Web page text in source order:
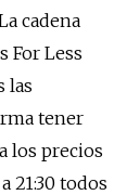
cadena
For Less
las
tener
los precios
21:30 todos